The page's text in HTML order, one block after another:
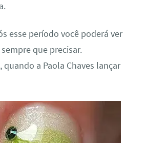
esse período você poderá ver
que precisar.
a Paola Chaves lançar